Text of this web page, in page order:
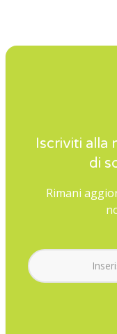
Iscriviti alla
di
Rimani